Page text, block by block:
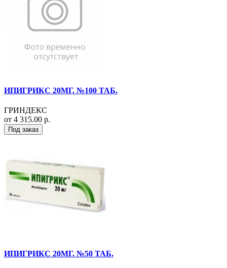
ИПИГРИКС 20МГ. №100 ТАБ.
ГРИНДЕКС
от 4 315.00 р.
Под заказ
ИПИГРИКС 20МГ. №50 ТАБ.